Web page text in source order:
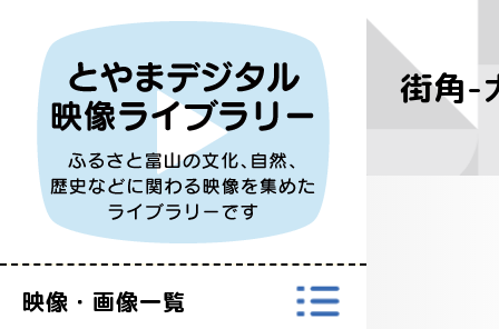
映像・画像一覧
すべての
街角-